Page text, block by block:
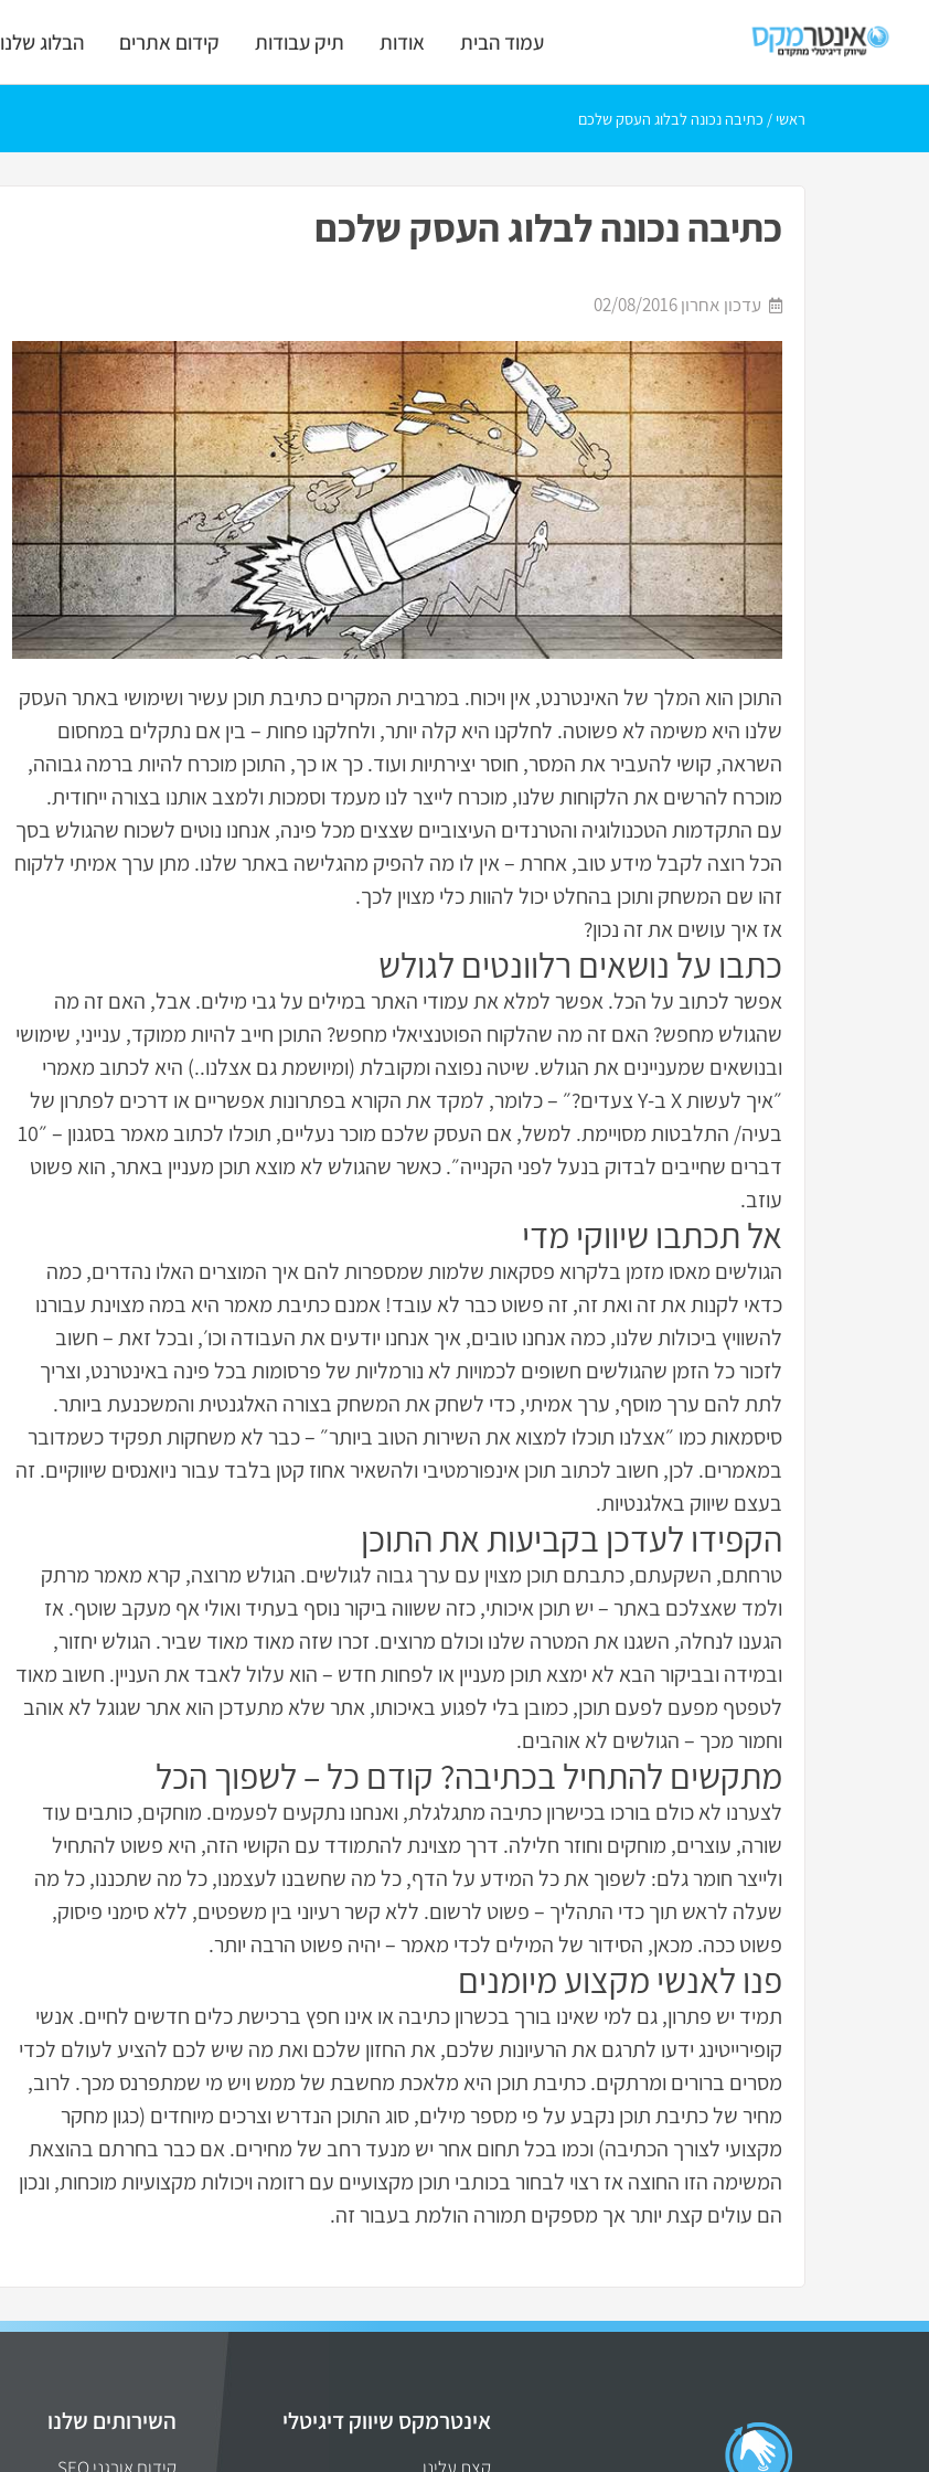
עמוד הבית אודות תיק עבודות קידום אתרים הבלוג שלנו
ראשי / כתיבה נכונה לבלוג העסק שלכם
כתיבה נכונה לבלוג העסק שלכם
עדכון אחרון02/08/2016
התוכן הוא המלך של האינטרנט, אין ויכוח. במרבית המקרים כתיבת תוכן עשיר ושימושי באתר העסק
שלנו היא משימה לא פשוטה. לחלקנו היא קלה יותר, ולחלקנו פחות – בין אם נתקלים במחסום
השראה, קושי להעביר את המסר, חוסר יצירתיות ועוד. כך או כך, התוכן מוכרח להיות ברמה גבוהה,
מוכרח להרשים את הלקוחות שלנו, מוכרח לייצר לנו מעמד וסמכות ולמצב אותנו בצורה ייחודית.
עם התקדמות הטכנולוגיה והטרנדים העיצוביים שצצים מכל פינה, אנחנו נוטים לשכוח שהגולש בסך
הכל רוצה לקבל מידע טוב, אחרת – אין לו מה להפיק מהגלישה באתר שלנו. מתן ערך אמיתי ללקוח
זהו שם המשחק ותוכן בהחלט יכול להוות כלי מצוין לכך.
אז איך עושים את זה נכון?
כתבו על נושאים רלוונטים לגולש
אפשר לכתוב על הכל. אפשר למלא את עמודי האתר במילים על גבי מילים. אבל, האם זה מה
שהגולש מחפש? האם זה מה שהלקוח הפוטנציאלי מחפש? התוכן חייב להיות ממוקד, ענייני, שימושי
ובנושאים שמעניינים את הגולש. שיטה נפוצה ומקובלת (ומיושמת גם אצלנו..) היא לכתוב מאמרי
״איך לעשות X ב-Y צעדים?״ – כלומר, למקד את הקורא בפתרונות אפשריים או דרכים לפתרון של
בעיה/ התלבטות מסויימת. למשל, אם העסק שלכם מוכר נעליים, תוכלו לכתוב מאמר בסגנון – ״10
דברים שחייבים לבדוק בנעל לפני הקנייה״. כאשר שהגולש לא מוצא תוכן מעניין באתר, הוא פשוט
עוזב.
אל תכתבו שיווקי מדי
הגולשים מאסו מזמן בלקרוא פסקאות שלמות שמספרות להם איך המוצרים האלו נהדרים, כמה
כדאי לקנות את זה ואת זה, זה פשוט כבר לא עובד! אמנם כתיבת מאמר היא במה מצוינת עבורנו
להשוויץ ביכולות שלנו, כמה אנחנו טובים, איך אנחנו יודעים את העבודה וכו׳, ובכל זאת – חשוב
לזכור כל הזמן שהגולשים חשופים לכמויות לא נורמליות של פרסומות בכל פינה באינטרנט, וצריך
לתת להם ערך מוסף, ערך אמיתי, כדי לשחק את המשחק בצורה האלגנטית והמשכנעת ביותר.
סיסמאות כמו ״אצלנו תוכלו למצוא את השירות הטוב ביותר״ – כבר לא משחקות תפקיד כשמדובר
במאמרים. לכן, חשוב לכתוב תוכן אינפורמטיבי ולהשאיר אחוז קטן בלבד עבור ניואנסים שיווקיים. זה
בעצם שיווק באלגנטיות.
הקפידו לעדכן בקביעות את התוכן
טרחתם, השקעתם, כתבתם תוכן מצוין עם ערך גבוה לגולשים. הגולש מרוצה, קרא מאמר מרתק
ולמד שאצלכם באתר – יש תוכן איכותי, כזה ששווה ביקור נוסף בעתיד ואולי אף מעקב שוטף. אז
הגענו לנחלה, השגנו את המטרה שלנו וכולם מרוצים. זכרו שזה מאוד מאוד שביר. הגולש יחזור,
ובמידה ובביקור הבא לא ימצא תוכן מעניין או לפחות חדש – הוא עלול לאבד את העניין. חשוב מאוד
לטפטף מפעם לפעם תוכן, כמובן בלי לפגוע באיכותו, אתר שלא מתעדכן הוא אתר שגוגל לא אוהב
וחמור מכך – הגולשים לא אוהבים.
מתקשים להתחיל בכתיבה? קודם כל – לשפוך הכל
לצערנו לא כולם בורכו בכישרון כתיבה מתגלגלת, ואנחנו נתקעים לפעמים. מוחקים, כותבים עוד
שורה, עוצרים, מוחקים וחוזר חלילה. דרך מצוינת להתמודד עם הקושי הזה, היא פשוט להתחיל
ולייצר חומר גלם: לשפוך את כל המידע על הדף, כל מה שחשבנו לעצמנו, כל מה שתכננו, כל מה
שעלה לראש תוך כדי התהליך – פשוט לרשום. ללא קשר רעיוני בין משפטים, ללא סימני פיסוק,
פשוט ככה. מכאן, הסידור של המילים לכדי מאמר – יהיה פשוט הרבה יותר.
פנו לאנשי מקצוע מיומנים
תמיד יש פתרון, גם למי שאינו בורך בכשרון כתיבה או אינו חפץ ברכישת כלים חדשים לחיים. אנשי
קופירייטינג ידעו לתרגם את הרעיונות שלכם, את החזון שלכם ואת מה שיש לכם להציע לעולם לכדי
מסרים ברורים ומרתקים. כתיבת תוכן היא מלאכת מחשבת של ממש ויש מי שמתפרנס מכך. לרוב,
מחיר של כתיבת תוכן נקבע על פי מספר מילים, סוג התוכן הנדרש וצרכים מיוחדים (כגון מחקר
מקצועי לצורך הכתיבה) וכמו בכל תחום אחר יש מנעד רחב של מחירים. אם כבר בחרתם בהוצאת
המשימה הזו החוצה אז רצוי לבחור בכותבי תוכן מקצועיים עם רזומה ויכולות מקצועיות מוכחות, ונכון
הם עולים קצת יותר אך מספקים תמורה הולמת בעבור זה.
אינטרמקס שיווק דיגיטלי
קצת עלינו
השירותים שלנו
קידום אורגני SEO